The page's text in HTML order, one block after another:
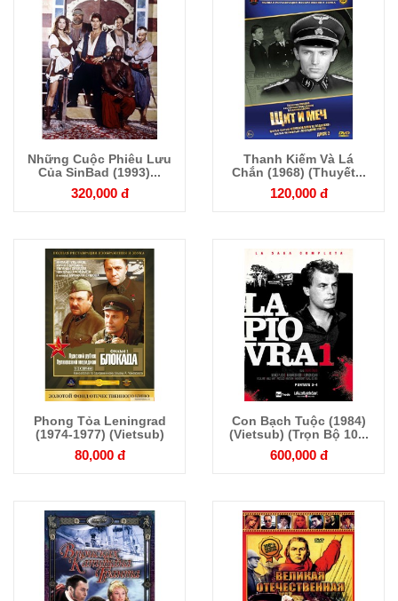
Chi tiết
Những Cuộc Phiêu Lưu
Của SinBad (1993)...
320,000 đ
Chi tiết
Thanh Kiếm Và Lá
Chắn (1968) (Thuyết...
120,000 đ
Chi tiết
Phong Tỏa Leningrad
(1974-1977) (Vietsub)
80,000 đ
Chi tiết
Con Bạch Tuộc (1984)
(Vietsub) (Trọn Bộ 10...
600,000 đ